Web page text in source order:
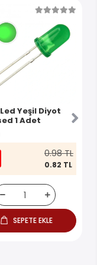
Yeşil Diyot
1 Adet
0.98 TL
0.82 TL
SEPETE EKLE